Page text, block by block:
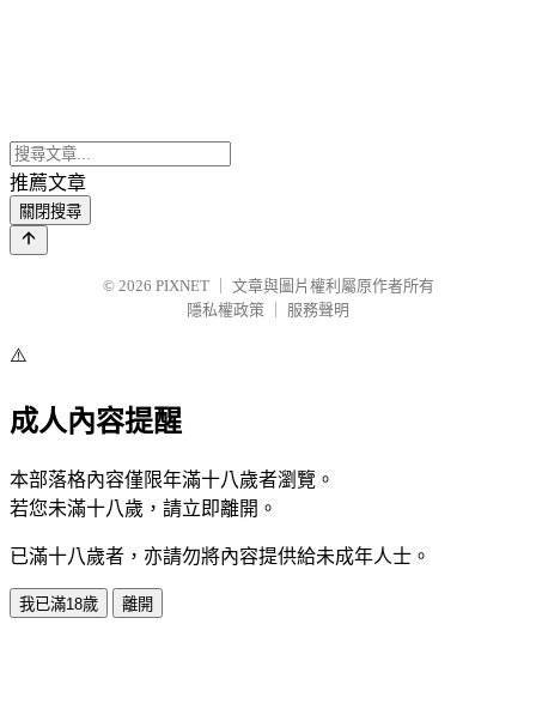
推薦文章
關閉搜尋
© 2026 PIXNET
文章與圖片權利屬原作者所有
隱私權政策
服務聲明
⚠️
成人內容提醒
本部落格內容僅限年滿十八歲者瀏覽。
若您未滿十八歲，請立即離開。
已滿十八歲者，亦請勿將內容提供給未成年人士。
我已滿18歲 離開